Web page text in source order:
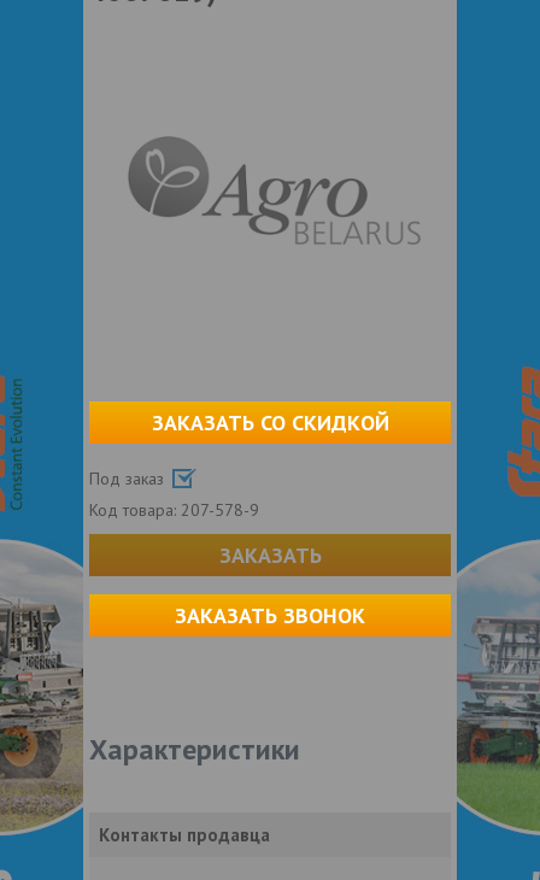
ЗАКАЗАТЬ СО СКИДКОЙ
Под заказ
Код товара: 207-578-9
ЗАКАЗАТЬ
ЗАКАЗАТЬ ЗВОНОК
Характеристики
Контакты продавца